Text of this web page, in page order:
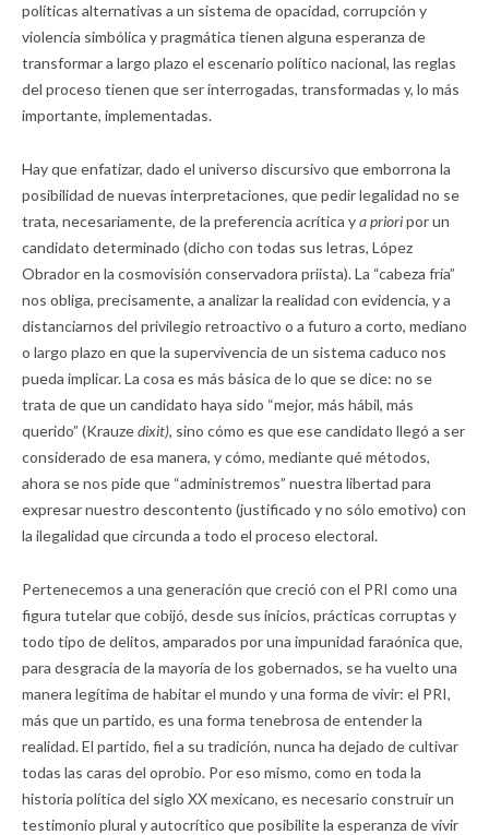
políticas alternativas a un sistema de opacidad, corrupción y
violencia simbólica y pragmática tienen alguna esperanza de
transformar a largo plazo el escenario político nacional, las reglas
del proceso tienen que ser interrogadas, transformadas y, lo más
importante, implementadas.
Hay que enfatizar, dado el universo discursivo que emborrona la
posibilidad de nuevas interpretaciones, que pedir legalidad no se
trata, necesariamente, de la preferencia acrítica ya prioripor un
candidato determinado (dicho con todas sus letras, López
Obrador en la cosmovisión conservadora priista). La “cabeza fría”
nos obliga, precisamente, a analizar la realidad con evidencia, y a
distanciarnos del privilegio retroactivo o a futuro a corto, mediano
o largo plazo en que la supervivencia de un sistema caduco nos
pueda implicar. La cosa es más básica de lo que se dice: no se
trata de que un candidato haya sido “mejor, más hábil, más
querido” (Krauzedixit), sino cómo es que ese candidato llegó a ser
considerado de esa manera, y cómo, mediante qué métodos,
ahora se nos pide que “administremos” nuestra libertad para
expresar nuestro descontento (justificado y no sólo emotivo) con
la ilegalidad que circunda a todo el proceso electoral.
Pertenecemos a una generación que creció con el PRI como una
figura tutelar que cobijó, desde sus inicios, prácticas corruptas y
todo tipo de delitos, amparados por una impunidad faraónica que,
para desgracia de la mayoría de los gobernados, se ha vuelto una
manera legítima de habitar el mundo y una forma de vivir: el PRI,
más que un partido, es una forma tenebrosa de entender la
realidad. El partido, fiel a su tradición, nunca ha dejado de cultivar
todas las caras del oprobio. Por eso mismo, como en toda la
historia política del siglo XX mexicano, es necesario construir un
testimonio plural y autocrítico que posibilite la esperanza de vivir